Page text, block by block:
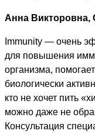
Анна Викторовна,
Immunity — очень
для повышения
организма,
биологически
кто не хочет пить
можно даже не
Консультация